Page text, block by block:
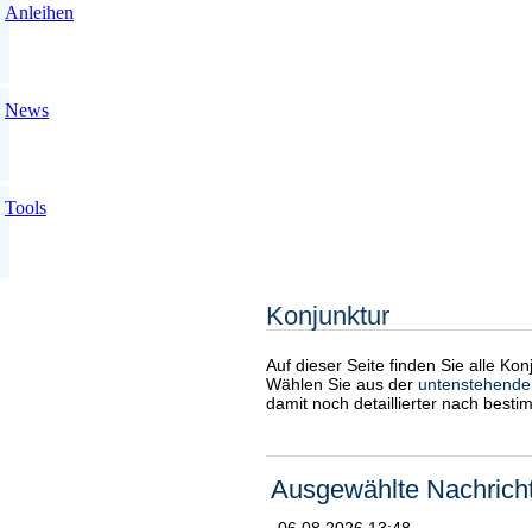
Anleihen
News
Tools
Konjunktur
Auf dieser Seite finden Sie alle
Wählen Sie aus der
damit noch detaillierter nach
Ausgewählte